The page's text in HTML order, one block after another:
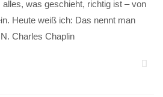
was geschieht, richtig ist – von
Heute weiß ich: Das nennt man
Charles Chaplin